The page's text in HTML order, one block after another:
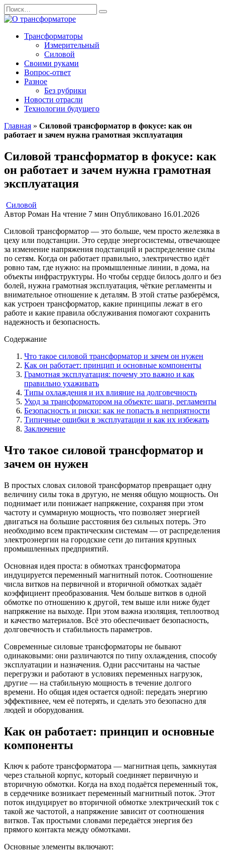
Перейти
к
содержанию
Search
for:
Трансформаторы
Измерительный
Силовой
Своими руками
Вопрос-ответ
Разное
Без рубрики
Новости отрасли
Технологии будущего
Главная » Силовой трансформатор в фокусе: как он
работает и зачем нужна грамотная эксплуатация
Силовой трансформатор в фокусе: как
он работает и зачем нужна грамотная
эксплуатация
Силовой
Автор Роман На чтение 7 мин Опубликовано 16.01.2026
Силовой трансформатор — это больше, чем просто железяка в
цеху или подстанции. Это сердце энергосистемы, отвечающее
за изменение напряжения подстанций и распределение силы
по сетям. Когда он работает правильно, электричество идёт
ровно там, где нужно: на промышленные линии, в дома, на
объекты инфраструктуры. Но чтобы сердце билось долго и без
болей, нужна грамотная эксплуатация, чёткие регламенты и
внимательное отношение к деталям. В этой статье разберёмся,
как устроен трансформатор, какие принципы лежат в его
работе и какие правила обслуживания помогают сохранить
надежность и безопасность.
Содержание
Что такое силовой трансформатор и зачем он нужен
Как он работает: принцип и основные компоненты
Грамотная эксплуатация: почему это важно и как
правильно ухаживать
Типы охлаждения и их влияние на долговечность
Уход за трансформатором на объекте: шаги, регламенты
Безопасность и риски: как не попасть в неприятности
Типичные ошибки в эксплуатации и как их избежать
Заключение
Что такое силовой трансформатор и
зачем он нужен
В простых словах силовой трансформатор превращает одну
величину силы тока в другую, не меняя общую мощность. Он
поднимает или понижает напряжение, сохраняя при этом
частоту и суммарную мощность, что позволяет энергией
двигаться на большие расстояния без сильных потерь. Это
необходимо всем практическим системам — от распределения
электроэнергии на городские сети до питания крупных
промышленных предприятий.
Основная идея проста: в обмотках трансформатора
индуцируется переменный магнитный поток. Соотношение
числа витков на первичной и вторичной обмотках задаёт
коэффициент преобразования. Чем больше витков в одной
обмотке по отношению к другой, тем выше или ниже будет
напряжение на выходе. При этом важна изоляция, теплоотвод
и качество материалов. Всё это обеспечивает безопасность,
долговечность и стабильность параметров.
Современные силовые трансформаторы не бывают
одинаковыми: они различаются по типу охлаждения, способу
эксплуатации и назначения. Одни рассчитаны на частые
перегрузки и работают в условиях переменных нагрузок,
другие — на стабильную мощность в течение долгого
времени. Но общая идея остается одной: передать энергию
эффективнее, чем её потерять, и сделать это безопасно для
людей и оборудования.
Как он работает: принцип и основные
компоненты
Ключ к работе трансформатора — магнитная цепь, замкнутая
через стальной корпус, который соединяет первичную и
вторичную обмотки. Когда на вход подаётся переменный ток,
в сердечнике возникает переменный магнитный поток. Этот
поток индуцирует во вторичной обмотке электрический ток с
такой же частотой, а напряжение зависит от соотношения
витков. Так простыми словами передаётся энергия без
прямого контакта между обмотками.
Основные элементы включают: